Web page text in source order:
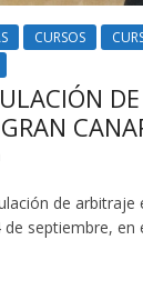
CURSOS
DE
de arbitraje
de septiembre, en